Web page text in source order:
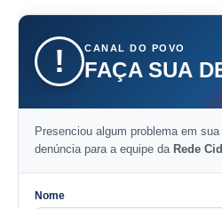
! CANAL DO POVO
FAÇA SUA
Presenciou algum problema em
denúncia para a equipe da Rede
Nome